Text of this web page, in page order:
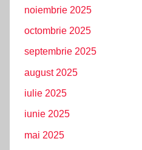
noiembrie 2025
octombrie 2025
septembrie 2025
august 2025
iulie 2025
iunie 2025
mai 2025